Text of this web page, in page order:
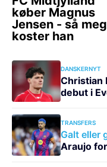
DANSKERNYT
Christian
debut i
TRANSFERS
Galt eller
Araujo